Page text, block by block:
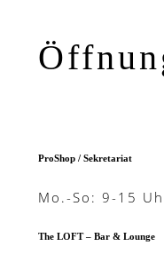
ProShop / Sekretariat
Mo.-So: 9-15
The LOFT – Bar & Lounge